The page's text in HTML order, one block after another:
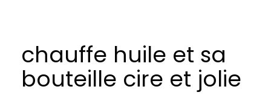
chauffe huile et sa
bouteille cire et jolie